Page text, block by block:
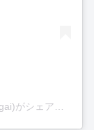
プロテインマイスター 熊谷(@protein_kumagai)がシェアした投稿